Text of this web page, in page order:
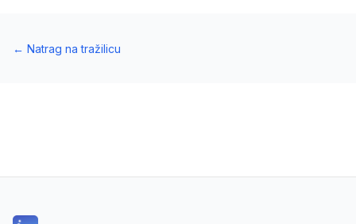
← Natrag na tražilicu